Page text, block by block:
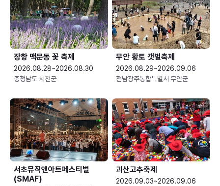
장항 맥문동 꽃 축제
2026.08.28~2026.08.30
충청남도 서천군
무안 황토 갯벌축제
2026.08.29~2026.09.06
전남광주통합특별시 무안군
서초뮤직앤아트페스티벌
(SMAF)
괴산고추축제
2026.09.03~2026.09.06